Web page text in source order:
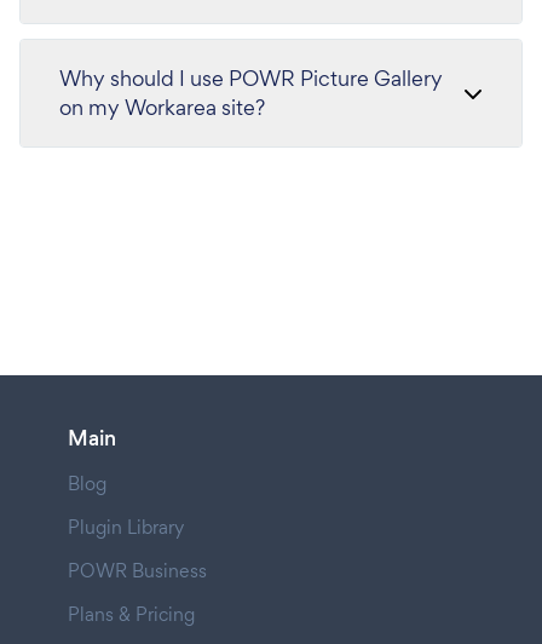
Why should I use POWR Picture Gallery
on my Workarea site?
Main
Blog
Plugin Library
POWR Business
Plans & Pricing